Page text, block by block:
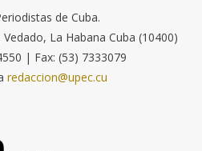
de Cuba.
La Habana Cuba (10400)
| Fax: (53) 7333079
redaccion@upec.cu